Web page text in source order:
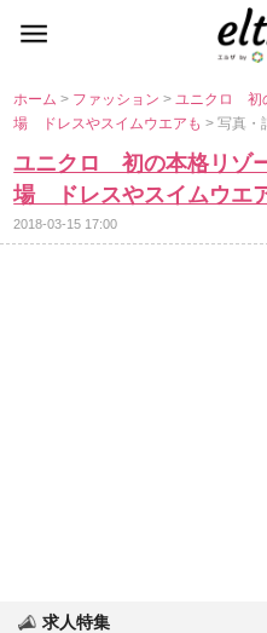
ホーム> ファッション>ユニクロ 初
場 ドレスやスイムウエアも> 写真・
ユニクロ 初の本格リゾ
場 ドレスやスイムウエ
2018-03-15 17:00
求人特集